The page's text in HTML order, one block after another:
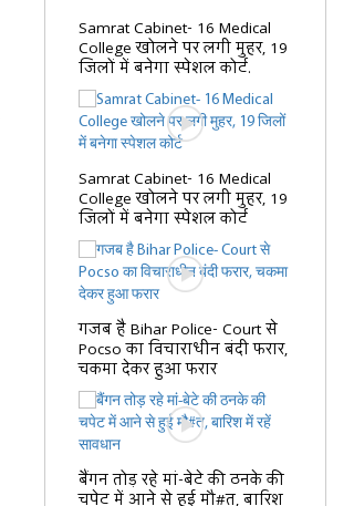
Samrat Cabinet- 16 Medical
College खोलने पर लगी मुहर, 19
जिलों में बनेगा स्पेशल कोर्ट.
Samrat Cabinet- 16 Medical
College खोलने पर लगी मुहर, 19
जिलों में बनेगा स्पेशल कोर्ट
गजब है Bihar Police- Court से
Pocso का विचाराधीन बंदी फरार,
चकमा देकर हुआ फरार
बैंगन तोड़ रहे मां-बेटे की ठनके की
चपेट में आने से हुई मौ#त, बारिश